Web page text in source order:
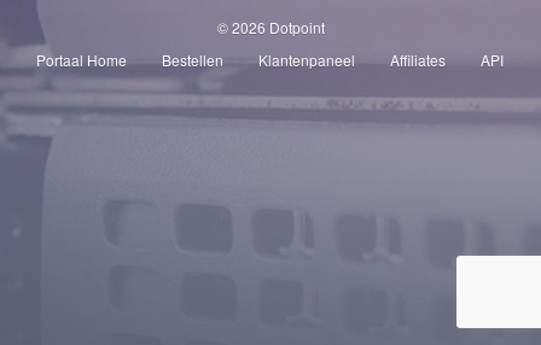
© 2026 Dotpoint
Portaal Home
Bestellen Klantenpaneel Affiliates API